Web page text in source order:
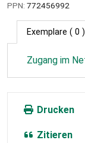
PPN: 772456992
Exemplare ( 0 )
Zugang im
Drucken
Zitieren